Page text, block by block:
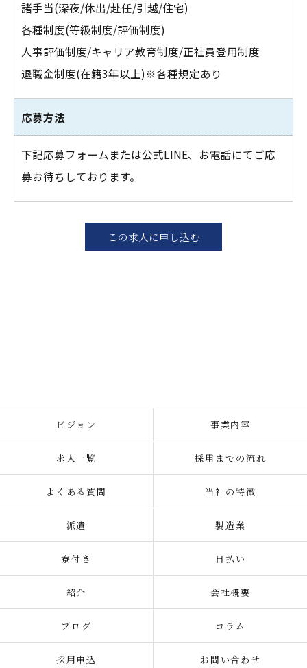
諸手当(深夜/休出/赴任/引越/住宅)
各種制度(等級制度/評価制度)
人事評価制度/キャリア教育制度/正社員登用制度
退職金制度(在籍3年以上)※各種規定あり
応募方法
下記応募フォームまたは公式LINE、お電話にてご応
募お待ちしております。
この求人に申し込む
ビジョン 事業内容
求人一覧 採用までの流れ
よくある質問 当社の特徴
派遣 製造業
寮付き 日払い
紹介 会社概要
ブログ コラム
採用申込 お問い合わせ